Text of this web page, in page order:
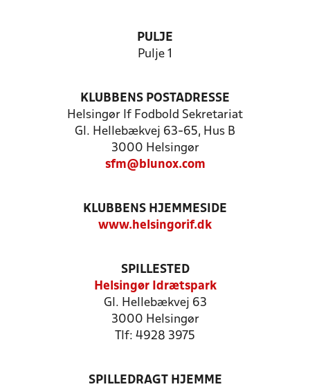
PULJE
Pulje 1
KLUBBENS POSTADRESSE
Helsingør If Fodbold Sekretariat
Gl. Hellebækvej 63-65, Hus B
3000 Helsingør
sfm@blunox.com
KLUBBENS HJEMMESIDE
www.helsingorif.dk
SPILLESTED
Helsingør Idrætspark
Gl. Hellebækvej 63
3000 Helsingør
Tlf: 4928 3975
SPILLEDRAGT HJEMME